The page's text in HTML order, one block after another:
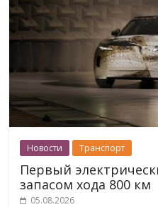
Новости Транспорт
Первый
запасом хода 800 км
05.08.2026